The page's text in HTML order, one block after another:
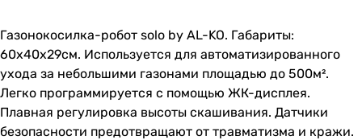
Газонокосилка-робот solo by AL-KO. Габариты:
60х40х29см. Используется для автоматизированного
ухода за небольшими газонами площадью до 500м².
Легко программируется с помощью ЖК-дисплея.
Плавная регулировка высоты скашивания. Датчики
безопасности предотвращают от травматизма и кражи.